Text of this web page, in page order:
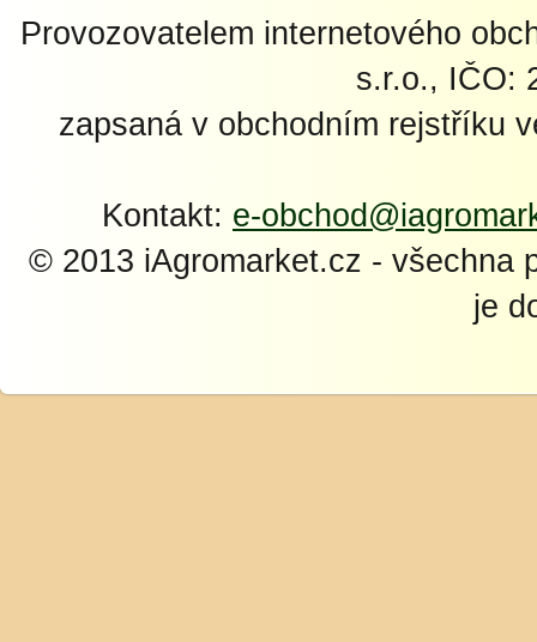
Provozovatelem internetového
s.r.o., IČO:
zapsaná v obchodním rejstříku
Kontakt: e-
© 2013 iAgromarket.cz - všechna
je